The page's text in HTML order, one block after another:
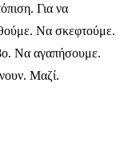
Για να
Να σκεφτούμε.
Να αγαπήσουμε.
Μαζί.